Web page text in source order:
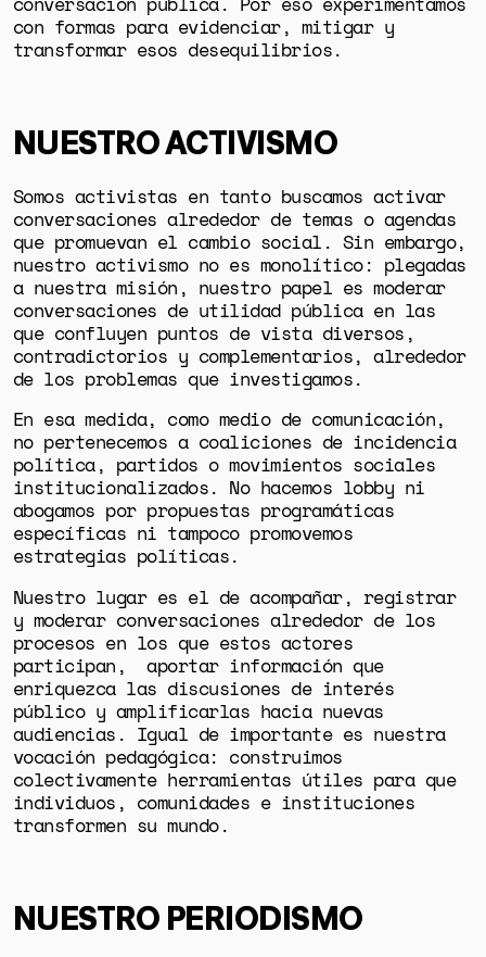
con formas para evidenciar, mitigar y
transformar esos desequilibrios.
NUESTRO ACTIVISMO
Somos activistas en tanto buscamos activar
conversaciones alrededor de temas o agendas
que promuevan el cambio social. Sin embargo,
nuestro activismo no es monolítico: plegadas
a nuestra misión, nuestro papel es moderar
conversaciones de utilidad pública en las
que confluyen puntos de vista diversos,
contradictorios y complementarios, alrededor
de los problemas que investigamos.
En esa medida, como medio de comunicación,
no pertenecemos a coaliciones de incidencia
política, partidos o movimientos sociales
institucionalizados. No hacemos lobby ni
abogamos por propuestas programáticas
específicas ni tampoco promovemos
estrategias políticas.
Nuestro lugar es el de acompañar, registrar
y moderar conversaciones alrededor de los
procesos en los que estos actores
participan, aportar información que
enriquezca las discusiones de interés
público y amplificarlas hacia nuevas
audiencias. Igual de importante es nuestra
vocación pedagógica: construimos
colectivamente herramientas útiles para que
individuos, comunidades e instituciones
transformen su mundo.
NUESTRO PERIODISMO